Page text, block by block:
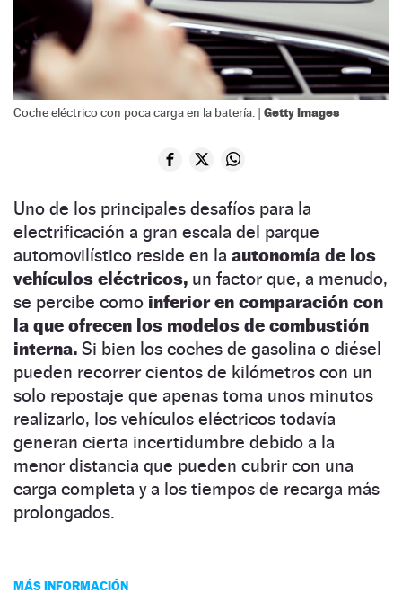
Coche eléctrico con poca carga en la batería. | Getty Images
Uno de los principales desafíos para la
electrificación a gran escala del parque
automovilístico reside en la autonomía de los
vehículos eléctricos, un factor que, a menudo,
se percibe como inferior en comparación con
la que ofrecen los modelos de combustión
interna. Si bien los coches de gasolina o diésel
pueden recorrer cientos de kilómetros con un
solo repostaje que apenas toma unos minutos
realizarlo, los vehículos eléctricos todavía
generan cierta incertidumbre debido a la
menor distancia que pueden cubrir con una
carga completa y a los tiempos de recarga más
prolongados.
MÁS INFORMACIÓN